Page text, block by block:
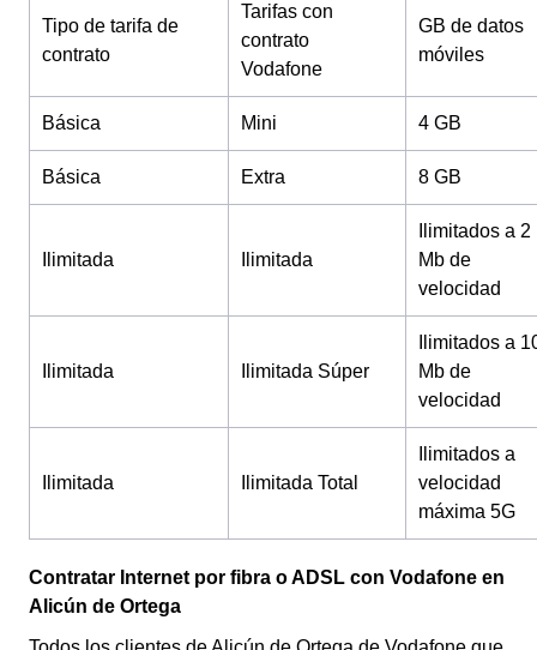
Tipo de tarifa de
contrato
Tarifas con
contrato
Vodafone
GB de datos
móviles
Básica Mini 4 GB
Básica Extra 8 GB
Ilimitada Ilimitada
Ilimitados a 2
Mb de
velocidad
Ilimitada Ilimitada Súper
Ilimitados a
Mb de
velocidad
Ilimitada Ilimitada Total
Ilimitados a
velocidad
máxima 5G
Contratar Internet por fibra o ADSL con Vodafone en
Alicún de Ortega